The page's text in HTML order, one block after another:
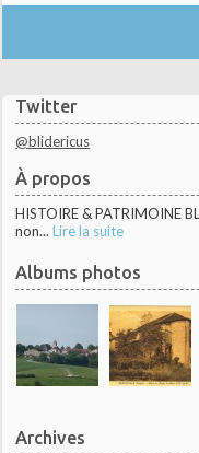
Twitter
@blidericus
À propos
HISTOIRE & PATRIMOINE
non... Lire la suite
Albums photos
Archives